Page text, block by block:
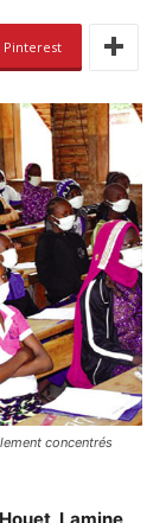
Pinterest
concentrés